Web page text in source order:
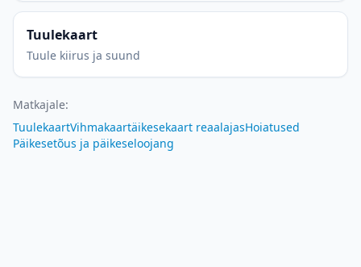
Tuulekaart
Tuule kiirus ja suund
Matkajale:
TuulekaartVihmakaartäikesekaart reaalajasHoiatused
Päikesetõus ja päikeseloojang